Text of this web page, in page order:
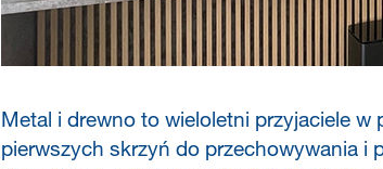
Metal i drewno to wieloletni przyjaciele
pierwszych skrzyń do przechowywania i